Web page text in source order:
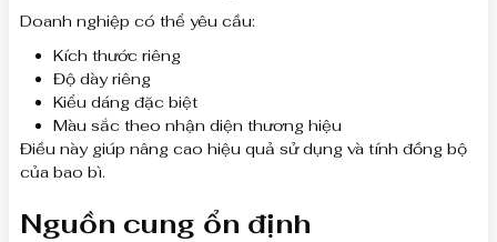
Doanh nghiệp có thể yêu cầu:
Kích thước riêng
Độ dày riêng
Kiểu dáng đặc biệt
Màu sắc theo nhận diện thương hiệu
Điều này giúp nâng cao hiệu quả sử dụng và tính đồng bộ
của bao bì.
Nguồn cung ổn định